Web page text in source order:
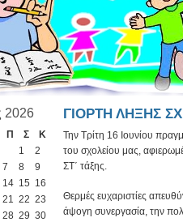
2026
Π Σ
Κ
1
2
7 8
9
14 15 16
21 22 23
28 29 30
ΓΙΟΡΤΗ ΛΗΞΗΣ
Την Τρίτη 16 Ιουνίου
του σχολείου μας,
ΣΤ΄ τάξης.
Θερμές ευχαριστίες
άψογη συνεργασία, την